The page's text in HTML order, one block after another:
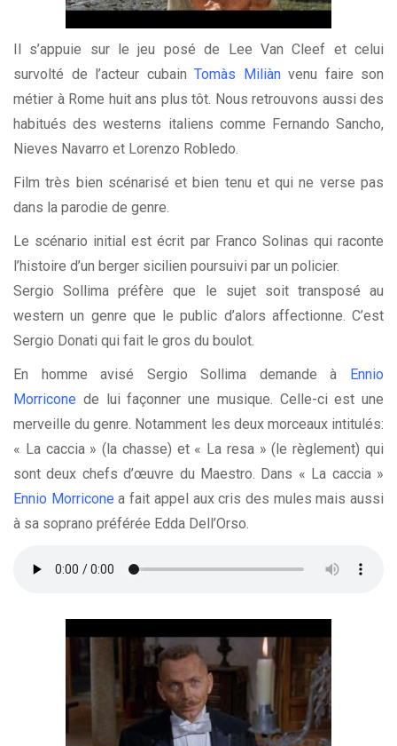
Il s’appuie sur le jeu posé de Lee Van Cleef et celui
survolté de l’acteur cubain Tomàs Miliànvenu faire son
métier à Rome huit ans plus tôt. Nous retrouvons aussi des
habitués des westerns italiens comme Fernando Sancho,
Nieves Navarro et Lorenzo Robledo.
Film très bien scénarisé et bien tenu et qui ne verse pas
dans la parodie de genre.
Le scénario initial est écrit par Franco Solinas qui raconte
l’histoire d’un berger sicilien poursuivi par un policier.
Sergio Sollima préfère que le sujet soit transposé au
western un genre que le public d’alors affectionne. C’est
Sergio Donati qui fait le gros du boulot.
En homme avisé Sergio Sollima demande à
Ennio
Morricone de lui façonner une musique. Celle-ci est une
merveille du genre. Notamment les deux morceaux intitulés:
« La caccia » (la chasse) et « La resa » (le règlement) qui
sont deux chefs d’œuvre du Maestro. Dans « La caccia »
Ennio Morricone a fait appel aux cris des mules mais aussi
à sa soprano préférée Edda Dell’Orso.